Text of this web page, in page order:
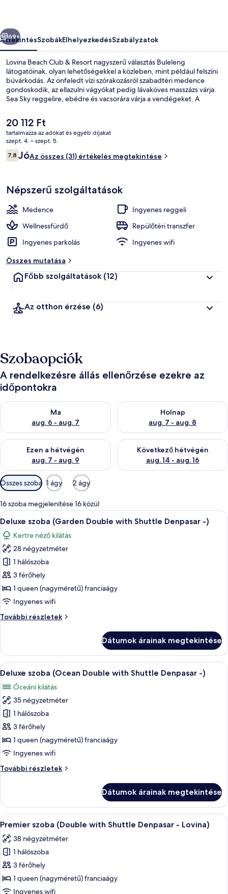
Következő
69+
ÁttekintésSzobákElhelyezkedésSzabályzatok
Lovina Beach Club & Resort nagyszerű választás Buleleng
látogatóinak, olyan lehetőségekkel a közleben, mint például felszíni
búvárkodás. Az önfeledt vízi szórakozásról szabadtéri medence
gondoskodik, az ellazulni vágyókat pedig lávaköves masszázs várja.
Sea Sky reggelire, ebédre és vacsorára várja a vendégeket. A
várja.
A
jelenlegi
ár
20 112 Ft
20 112 Ft
tartalmazza az adókat és egyéb díjakat
szept. 4. – szept. 5.
Értékelések
7,87,8 ennyiből: 10
JóAz összes (31) értékelés megtekintése
Népszerű szolgáltatások
Medence
Ingyenes reggeli
Wellnessfürdő
Repülőtéri transzfer
Ingyenes parkolás
Ingyenes wifi
Összes mutatása
Főbb szolgáltatások (12)
Az otthon érzése (6)
Szobaopciók
A rendelkezésre állás ellenőrzése ezekre az
időpontokra
Ma
aug. 6 - aug. 7
A ma esti rendelkezésre állás ellenőrzése: aug. 6 - aug. 7
Holnap
aug. 7 - aug. 8
A holnapi rendelkezésre állás
Ezen a hétvégén
aug. 7 - aug. 9
A mostani hétvégi rendelkezésre állás ellenőrzése: aug. 7 -
Következő hétvégén
aug. 14 - aug. 16
A következő hétvégi
Szobákhoz
rendelkezésre
álló
szűrők
Összes szoba 1 ágy 2 ágy
16 szoba megjelenítése 16 közül
A
következő
szoba
összes
képének
megtekintése:
Deluxe
szoba
(Garden
Double
Denpasar
-)
Egy modern szállodai szoba,
10
Deluxe szoba (Garden Double with Shuttle Denpasar -)
Kertre néző kilátás
28 négyzetméter
1 hálószoba
3 férőhely
1 queen (nagyméretű) franciaágy
Ingyenes wifi
További részletek
Deluxe
with
Shuttle
Denpasar
további
részletei
Dátumok árainak megtekintése
A
következő
szoba
összes
képének
megtekintése:
Deluxe
szoba
(Ocean
Double
Denpasar
-)
Egy szállodai szoba, amelyben egy
10
Deluxe szoba (Ocean Double with Shuttle Denpasar -)
Óceáni kilátás
35 négyzetméter
1 hálószoba
3 férőhely
1 queen (nagyméretű) franciaágy
Ingyenes wifi
További részletek
Deluxe
with
Shuttle
Denpasar
további
részletei
Dátumok árainak megtekintése
A
következő
szoba
összes
képének
megtekintése:
Premier
Egy szállodai szoba, amelyben egy
8
Premier szoba (Double with Shuttle Denpasar - Lovina)
38 négyzetméter
1 hálószoba
3 férőhely
1 queen (nagyméretű) franciaágy
Ingyenes wifi